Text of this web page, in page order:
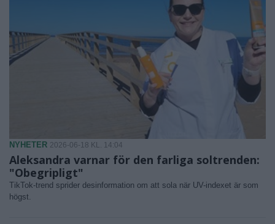
NYHETER 2026-06-18 KL. 14:04
Aleksandra varnar för den farliga soltrenden:
"Obegripligt"
TikTok-trend sprider desinformation om att sola när UV-indexet är som
högst.